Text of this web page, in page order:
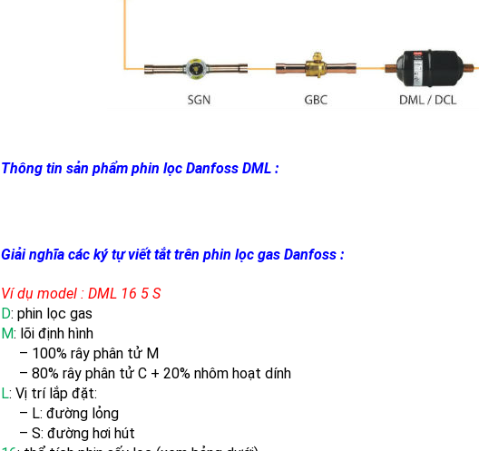
Thông tin sản phẩm phin lọc Danfoss DML :
Giải nghĩa các ký tự viết tắt trên phin lọc gas Danfoss :
Ví dụ model : DML 16 5 S
D: phin lọc gas
M: lõi định hình
– 100% rây phân tử M
– 80% rây phân tử C + 20% nhôm hoạt dính
L: Vị trí lắp đặt:
– L: đường lỏng
– S: đường hơi hút